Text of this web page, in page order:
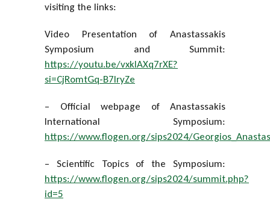
visiting the links:
Video Presentation of Anastassakis
Symposium and Summit:
https://youtu.be/vxklAXq7rXE?
si=CjRomtGq-B7IryZe
– Official webpage of Anastassakis
International Symposium:
https://www.flogen.org/sips2024/
– Scientific Topics of the Symposium:
https://www.flogen.org/sips2024/summit.php?
id=5